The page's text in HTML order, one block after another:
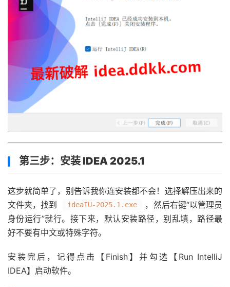
第三步：安装 IDEA 2025.1
这步就简单了，别告诉我你连安装都不会！选择解压出来的
文件夹，找到
ideaIU-2025.1.exe
，然后右键“以管理员
身份运行”就行。接下来，默认安装路径，别乱填，路径最
好不要有中文或特殊字符。
安装完后，记得点击【Finish】并勾选【Run IntelliJ
IDEA】启动软件。